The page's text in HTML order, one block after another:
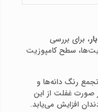
، برای بررسی
سطح کامپوزیت
رنگ‌ دانه‌ها و
غفلت از این
افزایش می‌یابد.